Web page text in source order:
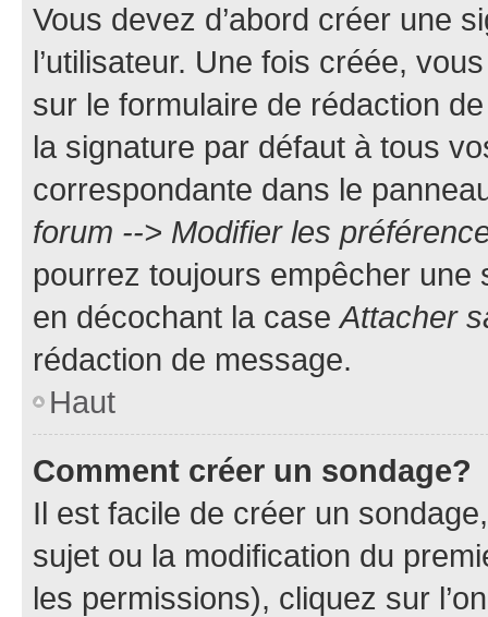
Vous devez d’abord créer une
l’utilisateur. Une fois créée,
sur le formulaire de rédaction
la signature par défaut à tous
correspondante dans le
forum --> Modifier les
pourrez toujours empêcher une
en décochant la caseAttacher
rédaction de message.
Haut
Comment créer un sondage?
Il est facile de créer un
sujet ou la modification du
les permissions), cliquez sur